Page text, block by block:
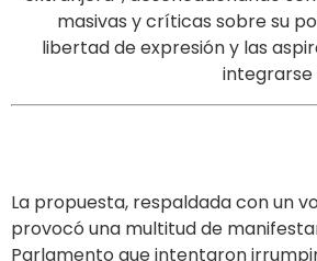
masivas y críticas sobre su
libertad de expresión y las
integrarse
La propuesta, respaldada con un
provocó una multitud de
Parlamento que intentaron